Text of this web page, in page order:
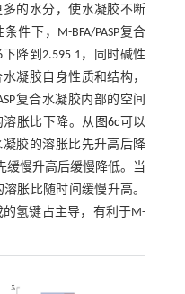
的水分，使水凝胶不断
件下，M-BFA/PASP复合
降到2.595 1，同时碱性
凝胶自身性质和结构，
复合水凝胶内部的空间
胀比下降。从图6c 可以
胶的溶胀比先升高后降
缓慢升高后缓慢降低。当
胀比随时间缓慢升高。
氢键占主导，有利于M-